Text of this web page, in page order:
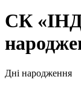
СК
Дні народження